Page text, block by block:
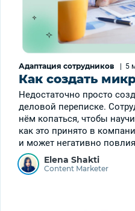
Адаптация сотрудников | 5
Как создать
Недостаточно просто
деловой переписке.
нём копаться, чтобы
как это принято в
и может негативно
Elena Shakti
Content Marketer